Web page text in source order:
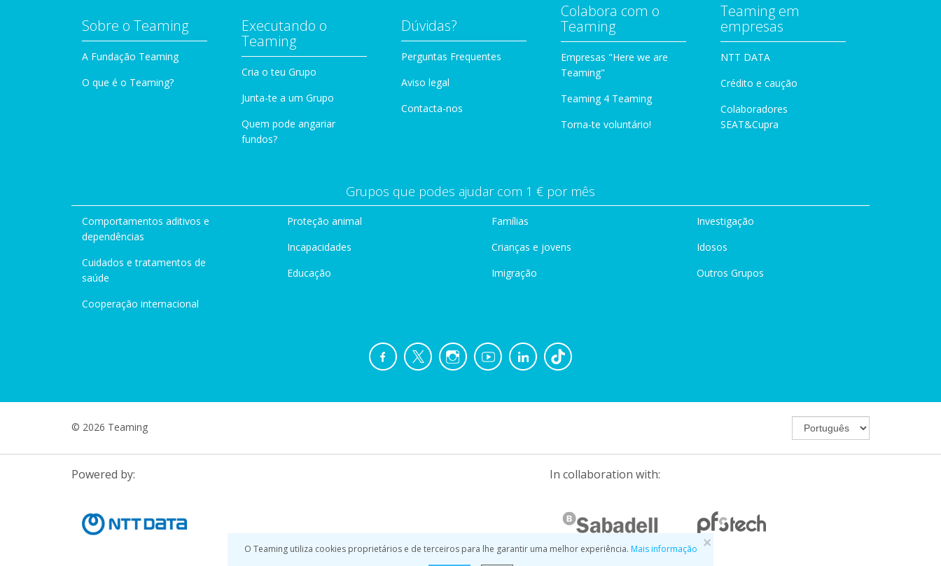
×
O Teaming utiliza cookies proprietários e de terceiros para lhe garantir uma melhor experiência. Mais informação
Sobre o Teaming
A Fundação Teaming
O que é o Teaming?
Executando o
Teaming
Cria o teu Grupo
Junta-te a um Grupo
Quem pode angariar
fundos?
Dúvidas?
Perguntas Frequentes
Aviso legal
Contacta-nos
Colabora com o
Teaming
Empresas "Here we are
Teaming"
Teaming 4 Teaming
Torna-te voluntário!
Teaming em
empresas
NTT DATA
Crédito e caução
Colaboradores
SEAT&Cupra
Grupos que podes ajudar com 1 € por mês
Comportamentos aditivos e
dependências
Cuidados e tratamentos de
saúde
Cooperação internacional
Proteção animal
Incapacidades
Educação
Famílias
Crianças e jovens
Imigração
Investigação
Idosos
Outros Grupos
© 2026 Teaming
Powered by: In collaboration with: